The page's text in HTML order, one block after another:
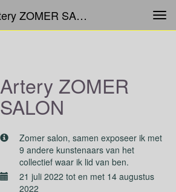
Ruud Becker - Artery ZOMER SALON
Artery ZOMER
SALON
Zomer salon, samen exposeer ik met
9 andere kunstenaars van het
collectief waar ik lid van ben.
21 juli 2022 tot en met 14 augustus
2022